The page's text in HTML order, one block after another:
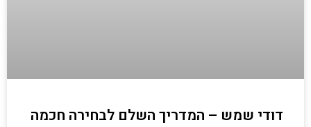
דודי שמש – המדריך השלם לבחירה חכמה